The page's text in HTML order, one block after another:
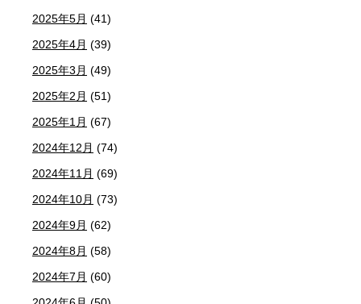
2025年5月 (41)
2025年4月 (39)
2025年3月 (49)
2025年2月 (51)
2025年1月 (67)
2024年12月 (74)
2024年11月 (69)
2024年10月 (73)
2024年9月 (62)
2024年8月 (58)
2024年7月 (60)